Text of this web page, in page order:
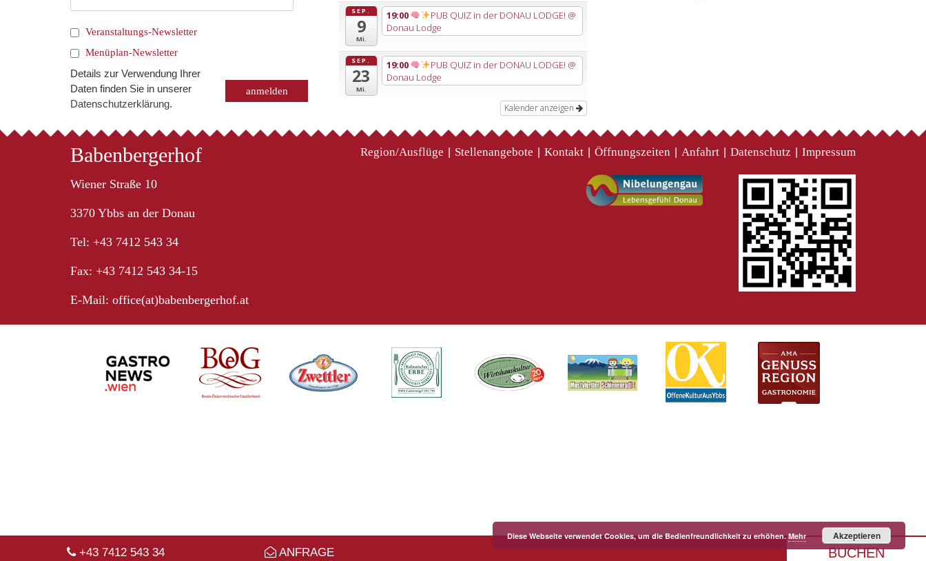
+43 7412 543 34 ANFRAGE BUCHEN
Veranstaltungs-Newsletter
Menüplan-Newsletter
Details zur Verwendung Ihrer
Daten finden Sie in unserer
Datenschutzerklärung.
SEP.
9
Mi.
19:00 PUB QUIZ in der DONAU LODGE! @
Donau Lodge
SEP.
23
Mi.
19:00 PUB QUIZ in der DONAU LODGE! @
Donau Lodge
Kalender anzeigen
Babenbergerhof
Wiener Straße 10
3370 Ybbs an der Donau
Tel: +43 7412 543 34
Fax: +43 7412 543 34-15
E-Mail: office(at)babenbergerhof.at
Region/Ausflüge Stellenangebote Kontakt Öffnungszeiten Anfahrt Datenschutz Impressum
Diese Webseite verwendet Cookies, um die Bedienfreundlichkeit zu erhöhen.Mehr Akzeptieren